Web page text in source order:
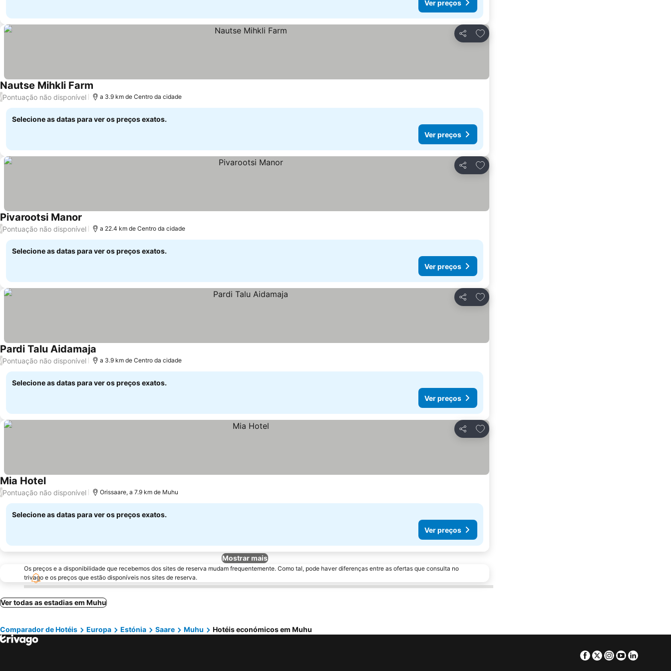
Ver preços
Partilhar
Adicionar aos favoritos
Nautse Mihkli FarmVer preços
/Pontuação não disponível a 3.9 km de Centro da cidade
Selecione as datas para ver os preços exatos.
Ver preços
Partilhar
Adicionar aos favoritos
Pivarootsi Manor Ver preços
/Pontuação não disponível a 22.4 km de Centro da cidade
Selecione as datas para ver os preços exatos.
Ver preços
Partilhar
Adicionar aos favoritos
Pardi Talu AidamajaVer preços
/Pontuação não disponível a 3.9 km de Centro da cidade
Selecione as datas para ver os preços exatos.
Ver preços
Partilhar
Adicionar aos favoritos
Mia HotelVer preços
/Pontuação não disponível Orissaare, a 7.9 km de Muhu
Selecione as datas para ver os preços exatos.
Ver preços
Mostrar mais
Os preços e a disponibilidade que recebemos dos sites de reserva mudam frequentemente. Como tal, pode haver diferenças entre as ofertas que consulta no
trivago e os preços que estão disponíveis nos sites de reserva.
Ver todas as estadias em Muhu
Comparador de Hotéis Europa Estónia Saare Muhu Hotéis económicos em Muhu
Facebook
TwitterInstagram
Youtube